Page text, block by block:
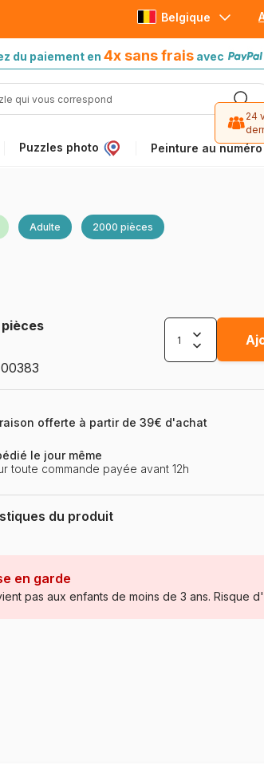
Belgique
du paiement en 4x sans frais avec
Puzzles photo Peinture au numéro
Adulte 2000 pièces
offerte à partir de 39€ d'achat
le jour même
toute commande payée avant 12h
du produit
Puzzle pour
en garde
pas aux enfants de moins de 3 ans. Risque
24